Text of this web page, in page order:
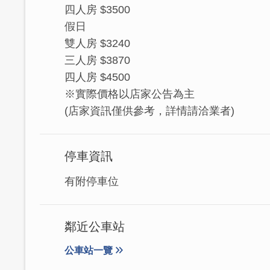
品店、咖啡館、百人會議廳及舒適早餐區
或慢跑。免費早餐是美味傳統金門口味；
四人房 $3500
假日
雙人房 $3240
三人房 $3870
四人房 $4500
※實際價格以店家公告為主
(店家資訊僅供參考，詳情請洽業者)
停車資訊
有附停車位
鄰近公車站
公車站一覽